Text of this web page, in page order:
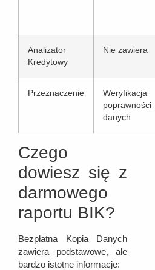
Analizator
Kredytowy
Nie zawiera
Przeznaczenie
Weryfikacja
poprawności
danych
Czego
dowiesz się z
darmowego
raportu BIK?
Bezpłatna Kopia Danych
zawiera podstawowe, ale
bardzo istotne informacje: